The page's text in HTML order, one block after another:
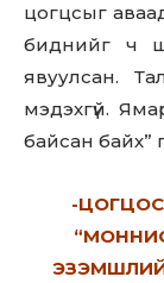
цогцсыг
биднийг ч
явуулсан.
мэдэхгүй.
байсан байх”
-